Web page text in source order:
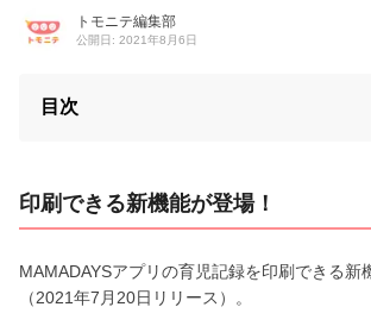
トモニテ編集部
公開日: 2021年8月6日
目次
印刷できる新機能が登場！
MAMADAYSアプリの育児記録を印刷できる新
（2021年7月20日リリース）。